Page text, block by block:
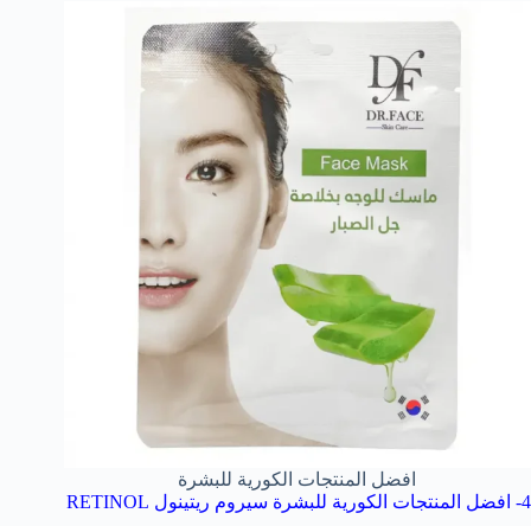
افضل المنتجات الكورية للبشرة
4- افضل المنتجات الكورية للبشرة سيروم ريتينول RETINOL